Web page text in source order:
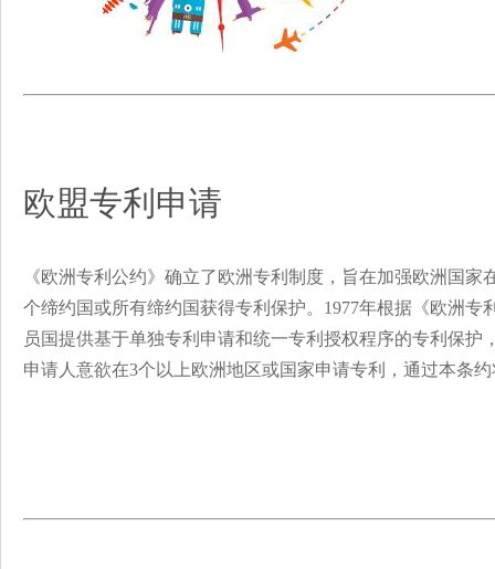
欧盟专利申请
《欧洲专利公约》确立了欧洲专利制度，旨在加强欧洲国
个缔约国或所有缔约国获得专利保护。1977年根据《欧洲
员国提供基于单独专利申请和统一专利授权程序的专利保
申请人意欲在3个以上欧洲地区或国家申请专利，通过本条